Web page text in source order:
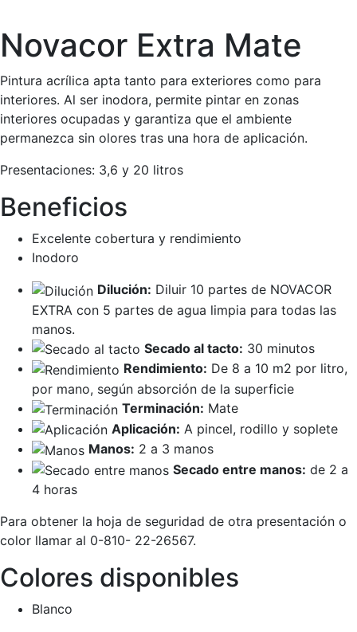
Novacor Extra Mate
Pintura acrílica apta tanto para exteriores como para
interiores. Al ser inodora, permite pintar en zonas
interiores ocupadas y garantiza que el ambiente
permanezca sin olores tras una hora de aplicación.
Presentaciones: 3,6 y 20 litros
Beneficios
Excelente cobertura y rendimiento
Inodoro
Dilución: Diluir 10 partes de NOVACOR
EXTRA con 5 partes de agua limpia para todas las
manos.
Secado al tacto: 30 minutos
Rendimiento: De 8 a 10 m2 por litro,
por mano, según absorción de la superficie
Terminación: Mate
Aplicación: A pincel, rodillo y soplete
Manos: 2 a 3 manos
Secado entre manos: de 2 a
4 horas
Para obtener la hoja de seguridad de otra presentación o
color llamar al 0-810- 22-26567.
Colores disponibles
Blanco